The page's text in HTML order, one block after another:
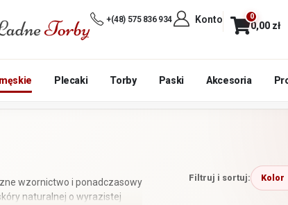
+(48) 575 836 934 Konto 0
0,00 zł
Plecaki Torby Paski Akcesoria
wzornictwo i ponadczasowy
naturalnej o wyrazistej
Filtruj i sortuj: Kolor